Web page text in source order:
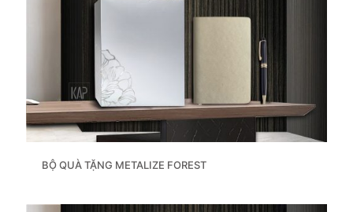
BỘ QUÀ TẶNG METALIZE FOREST